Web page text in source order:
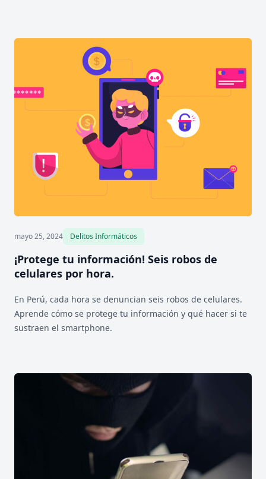
mayo 25, 2024 Delitos Informáticos
¡Protege tu información! Seis robos de
celulares por hora.
En Perú, cada hora se denuncian seis robos de celulares.
Aprende cómo se protege tu información y qué hacer si te
sustraen el smartphone.